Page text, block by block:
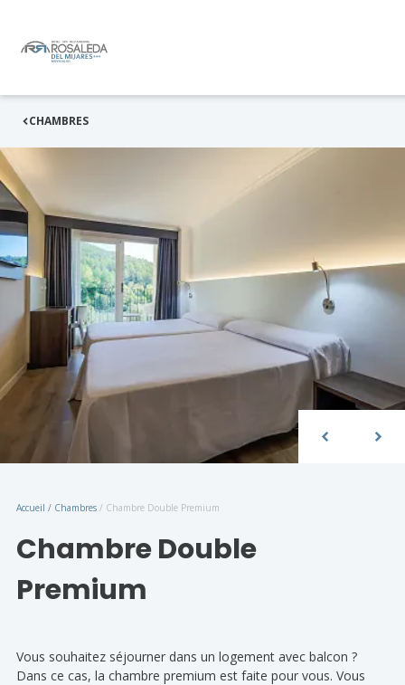
CHAMBRES
Accueil / Chambres / Chambre Double Premium
Chambre Double
Premium
Vous souhaitez séjourner dans un logement avec balcon ?
Dans ce cas, la chambre premium est faite pour vous. Vous